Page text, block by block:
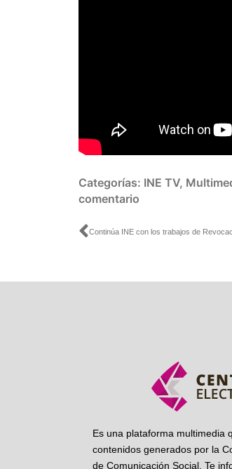
Categorías: INE TV,
comentario
Ant
Continúa INE con los trabajos de
Es una plataforma multimedia
contenidos generados por la
de Comunicación Social. Te